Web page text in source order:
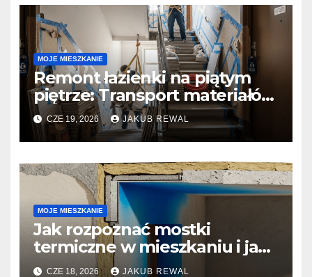
MOJE MIESZKANIE
Remont łazienki na piątym
piętrze: Transport materiałów
i logistyka w bloku.
CZE 19, 2026 JAKUB REWAL
MOJE MIESZKANIE
Jak rozpoznać mostki
termiczne w mieszkaniu i jak
zgłosić problem wspólnocie.
CZE 18, 2026 JAKUB REWAL